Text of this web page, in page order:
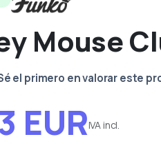
Mouse
el primero en valorar este
EURIVA incl.